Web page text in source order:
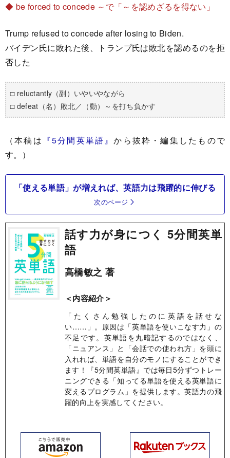
◆ be forced to concede ～で「～を認めざるを得ない」
Trump refused to concede after losing to Biden.
バイデン氏に敗れた後、トランプ氏は敗北を認めるのを拒
否した
□ reluctantly（副）いやいやながら
□ defeat（名）敗北／（動）～を打ち負かす
（本稿は 『5分間英単語』から抜粋・編集したもので
す。）
「使える単語」が増えれば、英語力は飛躍的に伸びる
次のページ
話す力が身につく 5分間英単
語
高橋敏之 著
＜内容紹介＞
「たくさん勉強したのに英語を話せな
い……」。原因は「英単語を使いこなす力」の
不足です。英単語を丸暗記するのではなく、
「ニュアンス」と「会話での使われ方」を頭に
入れれば、単語を自分のモノにすることができ
ます！『5分間英単語』では毎日5分ずつトレー
ニングできる「知ってる単語を使える英単語に
変えるプログラム」を提供します。英語力の飛
躍的向上を実感してください。